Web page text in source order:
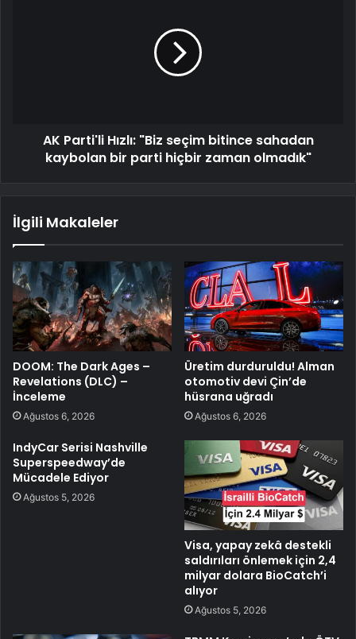
AK Parti'li Hızlı: "Biz seçim bitince sahadan
kaybolan bir parti hiçbir zaman olmadık"
İlgili Makaleler
DOOM: The Dark Ages –
Revelations (DLC) –
İnceleme
Ağustos 6, 2026
Üretim durduruldu! Alman
otomotiv devi Çin’de
hüsrana uğradı
Ağustos 6, 2026
IndyCar Serisi Nashville
Superspeedway’de
Mücadele Ediyor
Ağustos 5, 2026
Visa, yapay zekâ destekli
saldırıları önlemek için 2,4
milyar dolara BioCatch’i
alıyor
Ağustos 5, 2026